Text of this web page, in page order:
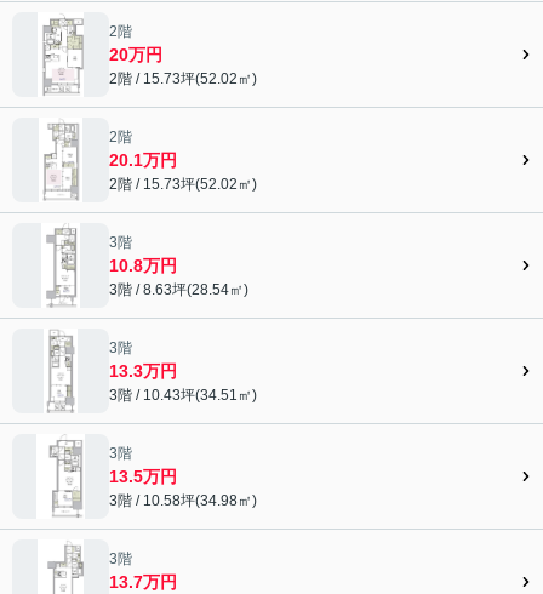
2階
20万円
2階 / 15.73坪(52.02㎡)
2階
20.1万円
2階 / 15.73坪(52.02㎡)
3階
10.8万円
3階 / 8.63坪(28.54㎡)
3階
13.3万円
3階 / 10.43坪(34.51㎡)
3階
13.5万円
3階 / 10.58坪(34.98㎡)
3階
13.7万円